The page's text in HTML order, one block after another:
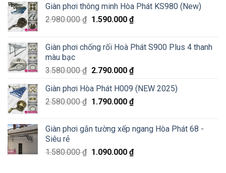
Giàn phơi thông minh Hòa Phát KS980 (New)
2.980.000₫ 1.590.000 ₫
Giàn phơi chống rối Hoà Phát S900 Plus 4 thanh
màu bạc
3.580.000₫ 2.790.000 ₫
Giàn phơi Hòa Phát H009 (NEW 2025)
2.580.000₫ 1.790.000 ₫
Giàn phơi gắn tường xếp ngang Hòa Phát 68 -
Siêu rẻ
1.580.000₫ 1.090.000 ₫